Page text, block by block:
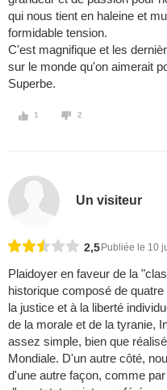
qui nous tient en haleine et
formidable tension.
C'est magnifique et les
sur le monde qu'on aimerait
Superbe.
1 2
Un visiteur
2,5 Publiée le 10
Plaidoyer en faveur de la
historique composé de
la justice et à la liberté
de la morale et de la tyranie,
assez simple, bien que
Mondiale. D'un autre côté,
d'une autre façon, comme